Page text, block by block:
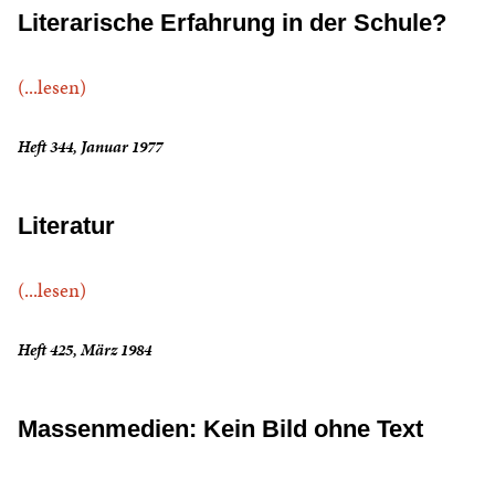
Literarische Erfahrung in der Schule?
(...lesen)
Heft 344, Januar 1977
Literatur
(...lesen)
Heft 425, März 1984
Massenmedien: Kein Bild ohne Text